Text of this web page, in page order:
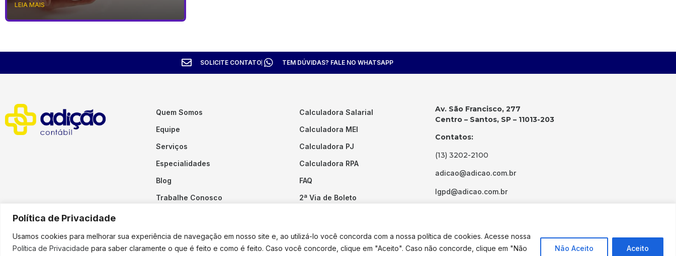
Política de Privacidade
Usamos cookies para melhorar sua experiência de navegação em nosso site e, ao utilizá-lo você concorda com a nossa política de cookies. Acesse nossa
Política de Privacidade para saber claramente o que é feito e como é feito. Caso você concorde, clique em "Aceito". Caso não concorde, clique em "Não
Não Aceito Aceito
LEIA MAIS
SOLICITE CONTATO TEM DÚVIDAS? FALE NO WHATSAPP
Quem Somos
Equipe
Serviços
Especialidades
Blog
Trabalhe Conosco
Calculadora Salarial
Calculadora MEI
Calculadora PJ
Calculadora RPA
FAQ
2ª Via de Boleto
Av. São Francisco, 277
Centro – Santos, SP – 11013-203
Contatos:
(13) 3202-2100
adicao@adicao.com.br
lgpd@adicao.com.br